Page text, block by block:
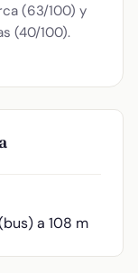
(63/100) y
(40/100).
a 108 m